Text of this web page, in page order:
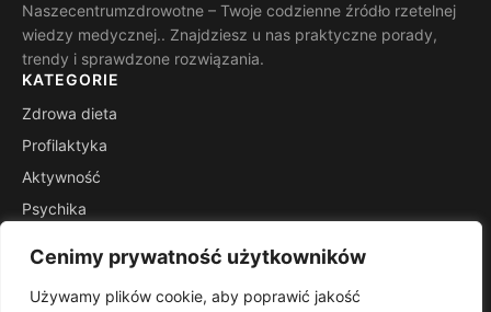
Cenimy prywatność użytkowników
Używamy plików cookie, aby poprawić jakość
Naszecentrumzdrowotne – Twoje codzienne źródło rzetelnej
wiedzy medycznej.. Znajdziesz u nas praktyczne porady,
trendy i sprawdzone rozwiązania.
KATEGORIE
Zdrowa dieta
Profilaktyka
Aktywność
Psychika
Macierzyństwo
INFORMACJE